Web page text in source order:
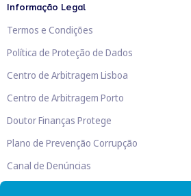
Informação Legal
Termos e Condições
Política de Proteção de Dados
Centro de Arbitragem Lisboa
Centro de Arbitragem Porto
Doutor Finanças Protege
Plano de Prevenção Corrupção
Canal de Denúncias